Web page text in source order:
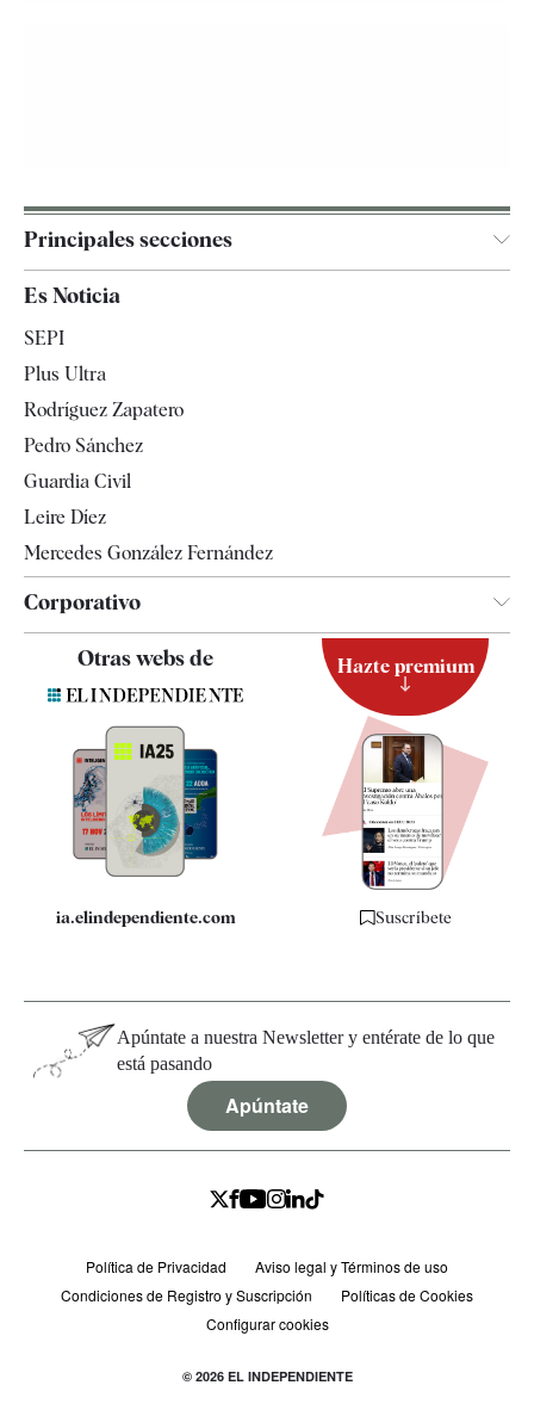
Principales secciones
España
Televisión
Es Noticia
SEPI
Plus Ultra
Rodríguez Zapatero
Pedro Sánchez
Guardia Civil
Leire Díez
Mercedes González Fernández
Corporativo
Contacto
Quiénes somos
Especificaciones
Otras webs de
ia.elindependiente.com
Hazte premium
Suscríbete
Apúntate a nuestra Newsletter y entérate de lo que
está pasando
Apúntate
Política de Privacidad
Aviso legal y Términos de uso
Condiciones de Registro y Suscripción
Políticas de Cookies
Configurar cookies
© 2026 EL INDEPENDIENTE